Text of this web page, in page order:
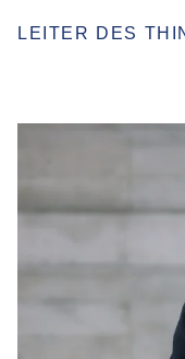
LEITER DES